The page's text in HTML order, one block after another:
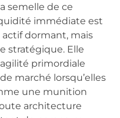
semelle de ce
immédiate est
dormant, mais
stratégique. Elle
primordiale
marché lorsqu’elles
une munition
architecture